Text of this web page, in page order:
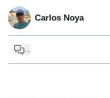
Carlos Noya